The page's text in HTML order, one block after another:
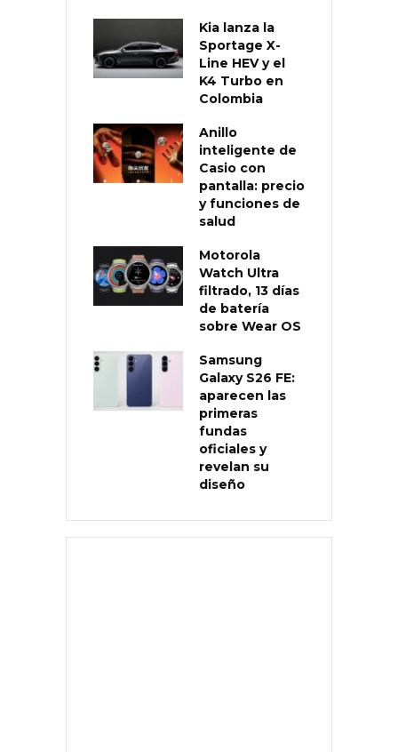
Kia lanza la
Sportage X-
Line HEV y el
K4 Turbo en
Colombia
Anillo
inteligente de
Casio con
pantalla: precio
y funciones de
salud
Motorola
Watch Ultra
filtrado, 13 días
de batería
sobre Wear OS
Samsung
Galaxy S26 FE:
aparecen las
primeras
fundas
oficiales y
revelan su
diseño